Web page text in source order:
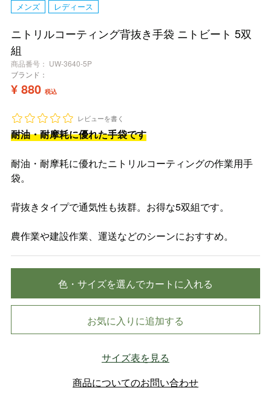
メンズ レディース
ニトリルコーティング背抜き手袋 ニトビート 5双
組
商品番号
UW-3640-5P
ブランド：
¥ 880 税込
レビューを書く
耐油・耐摩耗に優れた手袋です
耐油・耐摩耗に優れたニトリルコーティングの作業用手
袋。
背抜きタイプで通気性も抜群。お得な5双組です。
農作業や建設作業、運送などのシーンにおすすめ。
色・サイズを選んでカートに入れる
お気に入りに追加する
サイズ表を見る
商品についてのお問い合わせ